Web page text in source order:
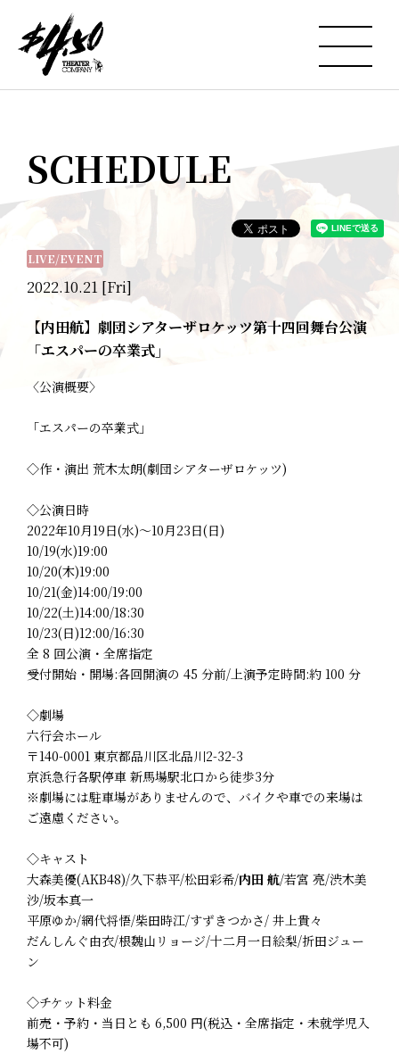
SCHEDULE
2022.10.21 [Fri]
LIVE/EVENT
【内田航】劇団シアターザロケッツ第十四回舞台公演
「エスパーの卒業式」
〈公演概要〉
「エスパーの卒業式」
◇作・演出 荒木太朗(劇団シアターザロケッツ)
◇公演日時
2022年10月19日(水)～10月23日(日)
10/19(水)19:00
10/20(木)19:00
10/21(金)14:00/19:00
10/22(土)14:00/18:30
10/23(日)12:00/16:30
全 8 回公演・全席指定
受付開始・開場:各回開演の 45 分前/上演予定時間:約 100 分
◇劇場
六行会ホール
〒140-0001 東京都品川区北品川2-32-3
京浜急行各駅停車 新馬場駅北口から徒歩3分
※劇場には駐車場がありませんので、バイクや車での来場は
ご遠慮ください。
◇キャスト
大森美優(AKB48)/久下恭平/松田彩希/内田 航/若宮 亮/渋木美
沙/坂本真一
平原ゆか/網代将悟/柴田時江/すずきつかさ/ 井上貴々
だんしんぐ由衣/根魏山リョージ/十二月一日絵梨/折田ジュー
ン
◇チケット料金
前売・予約・当日とも 6,500 円(税込・全席指定・未就学児入
場不可)